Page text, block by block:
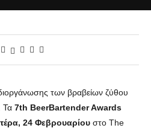
των βραβείων ζύθου
Τα 7th BeerBartender Awards
24 Φεβρουαρίου στο Τhe